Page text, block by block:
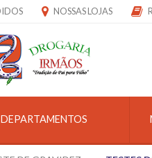
NOSSAS LOJAS